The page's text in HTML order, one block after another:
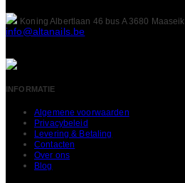
Koning Albertlaan 46 bus A 3680 Maaseik
info@altanails.be
INFORMATIE
Algemene voorwaarden
Privacybeleid
Levering & Betaling
Contacten
Over ons
Blog